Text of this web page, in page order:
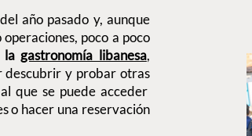
año pasado y, aunque
poco a poco
la gastronomía libanesa,
descubrir y probar otras
que se puede acceder
o hacer una reservación